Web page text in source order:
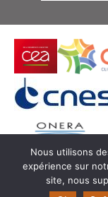
© Copyright
Nous utilisons
expérience sur
site, nous